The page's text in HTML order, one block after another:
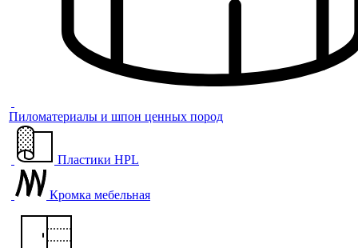
Пиломатериалы и шпон ценных пород
Пластики HPL
Кромка мебельная